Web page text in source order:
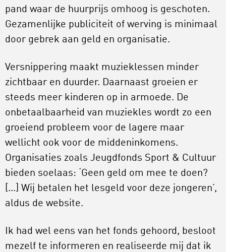
pand waar de huurprijs omhoog is geschoten.
Gezamenlijke publiciteit of werving is minimaal
door gebrek aan geld en organisatie.
Versnippering maakt muzieklessen minder
zichtbaar en duurder. Daarnaast groeien er
steeds meer kinderen op in armoede. De
onbetaalbaarheid van muziekles wordt zo een
groeiend probleem voor de lagere maar
wellicht ook voor de middeninkomens.
Organisaties zoals Jeugdfonds Sport & Cultuur
bieden soelaas: ‘Geen geld om mee te doen?
[…] Wij betalen het lesgeld voor deze jongeren’,
aldus de website.
Ik had wel eens van het fonds gehoord, besloot
mezelf te informeren en realiseerde mij dat ik